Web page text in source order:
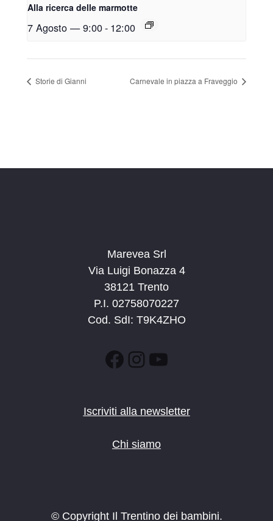
Alla ricerca delle marmotte
7 Agosto — 9:00- 12:00
Storie di Gianni Carnevale in piazza a Fraveggio
Marevea Srl
Via Luigi Bonazza 4
38121 Trento
P.I. 02758070227
Cod. SdI: T9K4ZHO
Facebook
Instagram
YouTube
Iscriviti alla newsletter
Chi siamo
© Copyright Il Trentino dei bambini.